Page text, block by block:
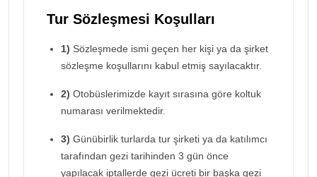
Tur Sözleşmesi Koşulları
1) Sözleşmede ismi geçen her kişi ya da şirket
sözleşme koşullarını kabul etmiş sayılacaktır.
2) Otobüslerimizde kayıt sırasına göre koltuk
numarası verilmektedir.
3) Günübirlik turlarda tur şirketi ya da katılımcı
tarafından gezi tarihinden 3 gün önce
yapılacak iptallerde gezi ücreti bir başka gezi